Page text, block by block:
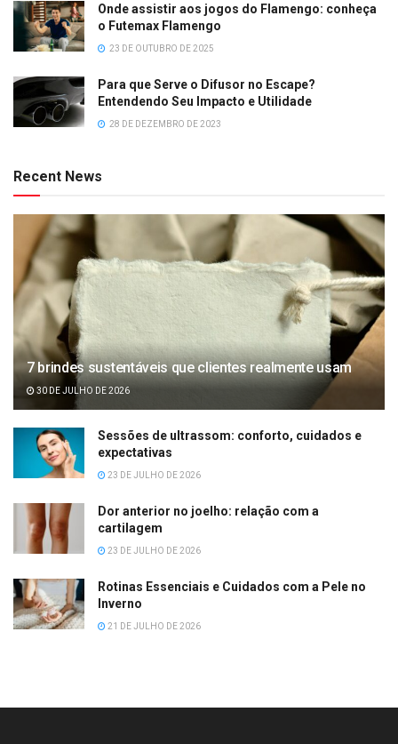
Onde assistir aos jogos do Flamengo: conheça
o Futemax Flamengo
23 DE OUTUBRO DE 2025
Para que Serve o Difusor no Escape?
Entendendo Seu Impacto e Utilidade
28 DE DEZEMBRO DE 2023
Recent News
7 brindes sustentáveis que clientes realmente usam
30 DE JULHO DE 2026
Sessões de ultrassom: conforto, cuidados e
expectativas
23 DE JULHO DE 2026
Dor anterior no joelho: relação com a
cartilagem
23 DE JULHO DE 2026
Rotinas Essenciais e Cuidados com a Pele no
Inverno
21 DE JULHO DE 2026